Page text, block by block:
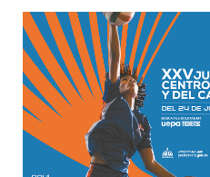
[ 04/08/2026
NACIONALES
[ 04/08/2026
[ 04/08/2026
[ 04/08/2026 ]
NACIONALES